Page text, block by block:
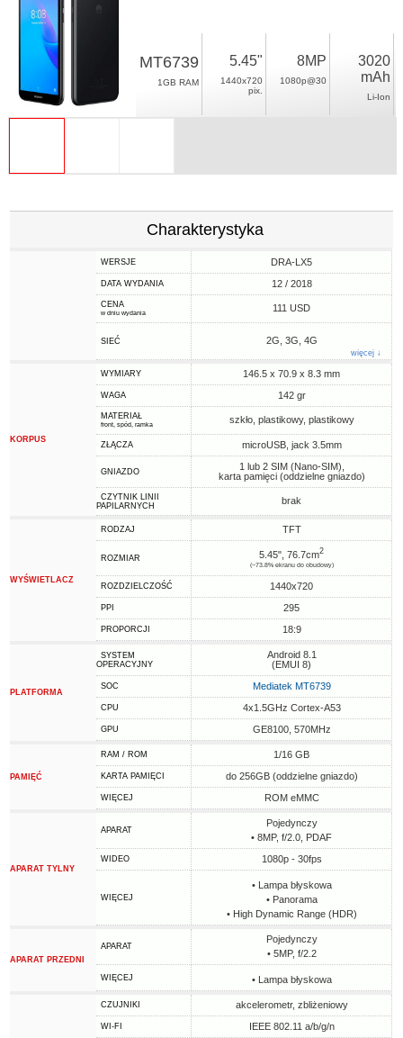
MT6739
1GB RAM
5.45"
1440x720
pix.
8MP
1080p@30
3020
mAh
Li-Ion
Charakterystyka
WERSJE DRA-LX5
DATA WYDANIA 12 / 2018
CENA
w dniu wydania 111 USD
SIEĆ 2G, 3G, 4G
więcej ↓
KORPUS
WYMIARY 146.5 x 70.9 x 8.3 mm
WAGA 142 gr
MATERIAŁ
front, spód, ramka szkło, plastikowy, plastikowy
ZŁĄCZA microUSB, jack 3.5mm
GNIAZDO
1 lub 2 SIM (Nano-SIM),
karta pamięci (oddzielne gniazdo)
CZYTNIK LINII
PAPILARNYCH
brak
WYŚWIETLACZ
RODZAJ TFT
ROZMIAR 5.45", 76.7cm2
(~73.8% ekranu do obudowy)
ROZDZIELCZOŚĆ 1440x720
PPI 295
PROPORCJI 18:9
PLATFORMA
SYSTEM
OPERACYJNY
Android 8.1
(EMUI 8)
SOC Mediatek MT6739
CPU 4x1.5GHz Cortex-A53
GPU GE8100, 570MHz
PAMIĘĆ
RAM / ROM 1/16 GB
KARTA PAMIĘCI do 256GB (oddzielne gniazdo)
WIĘCEJ ROM eMMC
APARAT TYLNY
APARAT
Pojedynczy
• 8MP, f/2.0, PDAF
WIDEO 1080p - 30fps
WIĘCEJ
• Lampa błyskowa
• Panorama
• High Dynamic Range (HDR)
APARAT PRZEDNI
APARAT
Pojedynczy
• 5MP, f/2.2
WIĘCEJ • Lampa błyskowa
CZUJNIKI akcelerometr, zbliżeniowy
WI-FI IEEE 802.11 a/b/g/n